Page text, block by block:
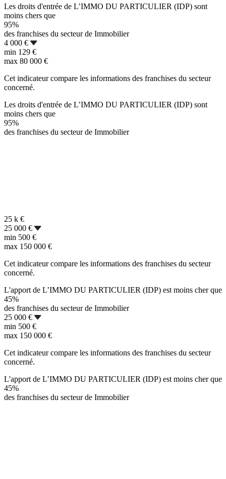
Les droits d'entrée de L’IMMO DU PARTICULIER (IDP) sont
moins chers que
95%
des franchises du secteur de Immobilier
4 000 €
min 129 €
max 80 000 €
Cet indicateur compare les informations des franchises du secteur
concerné.
Les droits d'entrée de L’IMMO DU PARTICULIER (IDP) sont
moins chers que
95%
des franchises du secteur de Immobilier
25 k €
25 000 €
min 500 €
max 150 000 €
Cet indicateur compare les informations des franchises du secteur
concerné.
L'apport de L’IMMO DU PARTICULIER (IDP) est moins cher que
45%
des franchises du secteur de Immobilier
25 000 €
min 500 €
max 150 000 €
Cet indicateur compare les informations des franchises du secteur
concerné.
L'apport de L’IMMO DU PARTICULIER (IDP) est moins cher que
45%
des franchises du secteur de Immobilier